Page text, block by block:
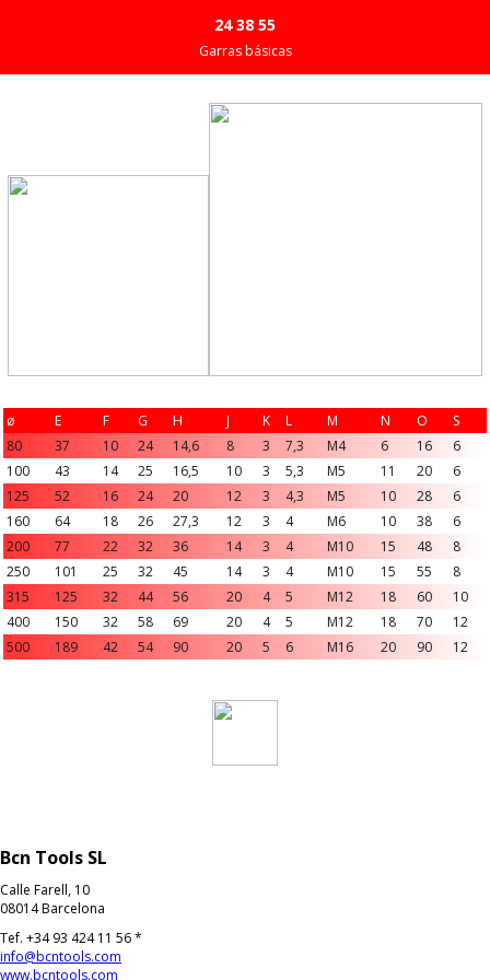
24 38 55
Garras básicas
ø E F G H J K L M N O
S
80
37 10 24 14,6 8 3 7,3 M4 6 16
6
100
43 14 25 16,5 10 3 5,3 M5 11 20
6
125
52 16 24 20 12 3 4,3 M5 10 28
6
160
64 18 26 27,3 12 3 4 M6 10 38
6
200
77 22 32 36 14 3 4 M10 15 48
8
250
101 25 32 45 14 3 4 M10 15 55
8
315
125 32 44 56 20 4 5 M12 18 60
10
400
150 32 58 69 20 4 5 M12 18 70
12
500
189 42 54 90 20 5 6 M16 20 90 12
Bcn Tools SL
Calle Farell, 10
08014 Barcelona
Tef. +34 93 424 11 56 *
info@bcntools.com
www.bcntools.com